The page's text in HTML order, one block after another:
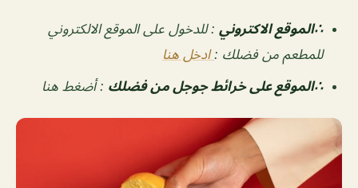
∴الموقع الاكتروني : للدخول على الموقع الالكتروني
للمطعم من فضلك :ادخل هنا
∴الموقع على خرائط جوجل من فضلك : أضغط هنا